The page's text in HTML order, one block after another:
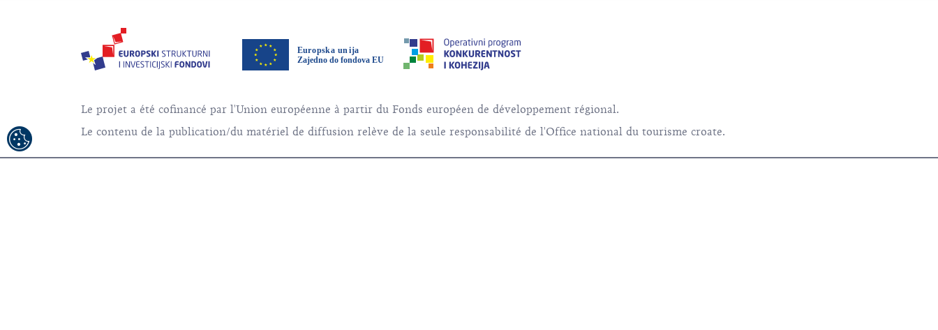
Le projet a été cofinancé par l'Union européenne à partir du Fonds européen de développement régional.
Le contenu de la publication/du matériel de diffusion relève de la seule responsabilité de l'Office national du tourisme croate.